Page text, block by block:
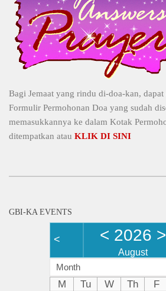
Bagi Jemaat yang rindu di-doa-kan,
Formulir Permohonan Doa yang sudah
memasukkannya ke dalam Kotak
ditempatkan atau KLIK DI SINI
GBI-KA EVENTS
< < 2026 >
August
Month
M Tu W Th F